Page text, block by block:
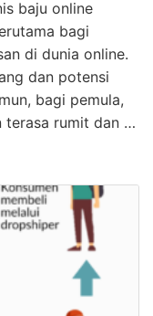
baju online
bagi
di dunia online.
dan potensi
bagi pemula,
terasa rumit dan …